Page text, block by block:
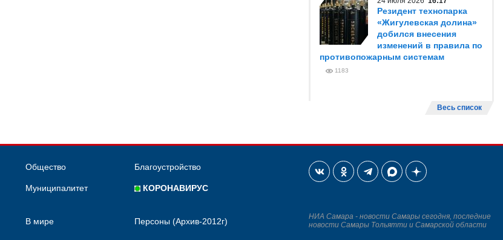
Резидент технопарка
«Жигулевская долина»
добился внесения
изменений в правила по
противопожарным системам
1183
Весь список
Общество Благоустройство
Муниципалитет КОРОНАВИРУС
В мире Персоны (Архив-2012г)
НИА Самара - новости Самары сегодня, последние
новости Самары Тольятти и Самарской области